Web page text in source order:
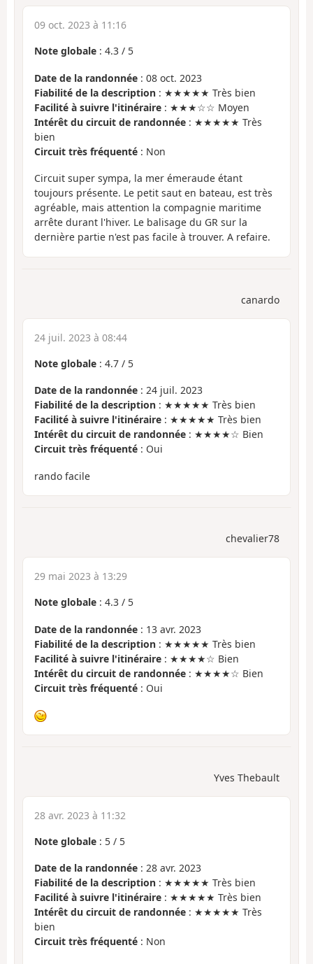
09 oct. 2023 à 11:16
Note globale : 4.3 / 5
Date de la randonnée : 08 oct. 2023
Fiabilité de la description : ★★★★★ Très bien
Facilité à suivre l'itinéraire : ★★★☆☆ Moyen
Intérêt du circuit de randonnée : ★★★★★ Très
bien
Circuit très fréquenté : Non
Circuit super sympa, la mer émeraude étant
toujours présente. Le petit saut en bateau, est très
agréable, mais attention la compagnie maritime
arrête durant l'hiver. Le balisage du GR sur la
dernière partie n'est pas facile à trouver. A refaire.
canardo
24 juil. 2023 à 08:44
Note globale : 4.7 / 5
Date de la randonnée : 24 juil. 2023
Fiabilité de la description : ★★★★★ Très bien
Facilité à suivre l'itinéraire : ★★★★★ Très bien
Intérêt du circuit de randonnée : ★★★★☆ Bien
Circuit très fréquenté : Oui
rando facile
chevalier78
29 mai 2023 à 13:29
Note globale : 4.3 / 5
Date de la randonnée : 13 avr. 2023
Fiabilité de la description : ★★★★★ Très bien
Facilité à suivre l'itinéraire : ★★★★☆ Bien
Intérêt du circuit de randonnée : ★★★★☆ Bien
Circuit très fréquenté : Oui
Yves Thebault
28 avr. 2023 à 11:32
Note globale : 5 / 5
Date de la randonnée : 28 avr. 2023
Fiabilité de la description : ★★★★★ Très bien
Facilité à suivre l'itinéraire : ★★★★★ Très bien
Intérêt du circuit de randonnée : ★★★★★ Très
bien
Circuit très fréquenté : Non